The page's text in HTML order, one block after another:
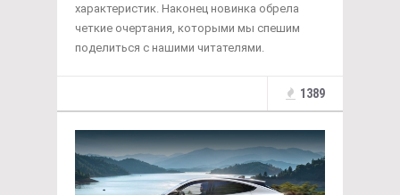
характеристик. Наконец новинка обрела
четкие очертания, которыми мы спешим
поделиться с нашими читателями.
1389